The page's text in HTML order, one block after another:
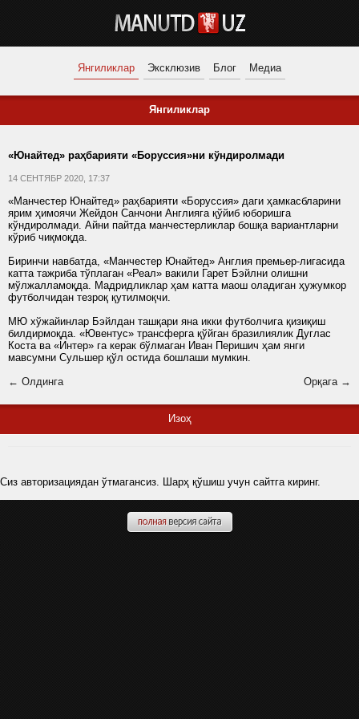
Янгиликлар Эксклюзив Блог Медиа
Янгиликлар
«Юнайтед» раҳбарияти «Боруссия»ни кўндиролмади
14 СЕНТЯБР 2020, 17:37
«Манчестер Юнайтед» раҳбарияти «Боруссия» даги ҳамкасбларини
ярим ҳимоячи Жейдон Санчони Англияга қўйиб юборишга
кўндиролмади. Айни пайтда манчестерликлар бошқа вариантларни
кўриб чиқмоқда.
Биринчи навбатда, «Манчестер Юнайтед» Англия премьер-лигасида
катта тажриба тўплаган «Реал» вакили Гарет Бэйлни олишни
мўлжалламоқда. Мадридликлар ҳам катта маош оладиган ҳужумкор
футболчидан тезроқ қутилмоқчи.
МЮ хўжайинлар Бэйлдан ташқари яна икки футболчига қизиқиш
билдирмоқда. «Ювентус» трансферга қўйган бразилиялик Дуглас
Коста ва «Интер» га керак бўлмаган Иван Перишич ҳам янги
мавсумни Сульшер қўл остида бошлаши мумкин.
← Олдинга
Орқага →
Изоҳ
Сиз авторизациядан ўтмагансиз. Шарҳ қўшиш учун сайтга киринг.